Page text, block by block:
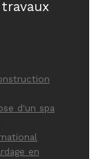
d'un spa
en